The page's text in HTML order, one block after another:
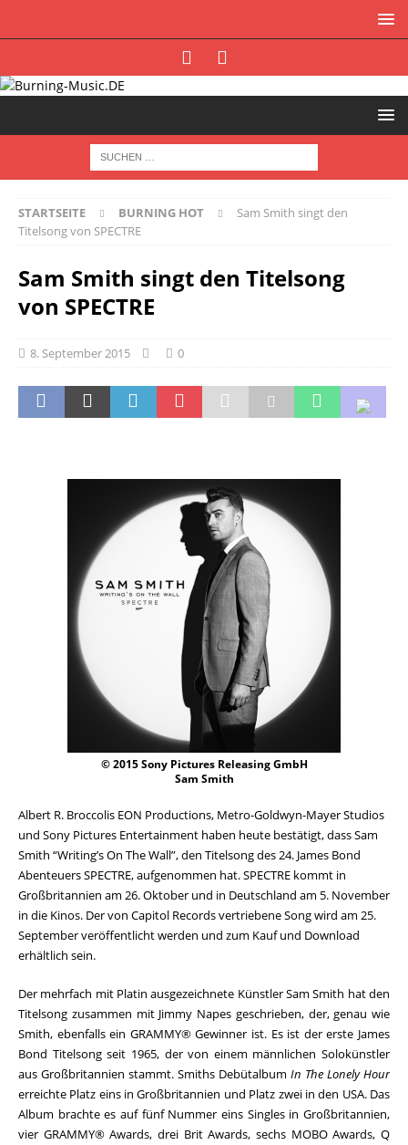
STARTSEITE BURNING HOT
Sam Smith singt den
Titelsong von SPECTRE
Sam Smith singt den Titelsong
von SPECTRE
8. September 2015 0
© 2015 Sony Pictures Releasing GmbH
Sam Smith
Albert R. Broccolis EON Productions, Metro-Goldwyn-Mayer Studios
und Sony Pictures Entertainment haben heute bestätigt, dass Sam
Smith “Writing’s On The Wall”, den Titelsong des 24. James Bond
Abenteuers SPECTRE, aufgenommen hat. SPECTRE kommt in
Großbritannien am 26. Oktober und in Deutschland am 5. November
in die Kinos. Der von Capitol Records vertriebene Song wird am 25.
September veröffentlicht werden und zum Kauf und Download
erhältlich sein.
Der mehrfach mit Platin ausgezeichnete Künstler Sam Smith hat den
Titelsong zusammen mit Jimmy Napes geschrieben, der, genau wie
Smith, ebenfalls ein GRAMMY® Gewinner ist. Es ist der erste James
Bond Titelsong seit 1965, der von einem männlichen Solokünstler
aus Großbritannien stammt. Smiths Debütalbum In The Lonely Hour
erreichte Platz eins in Großbritannien und Platz zwei in den USA. Das
Album brachte es auf fünf Nummer eins Singles in Großbritannien,
vier GRAMMY® Awards, drei Brit Awards, sechs MOBO Awards, Q